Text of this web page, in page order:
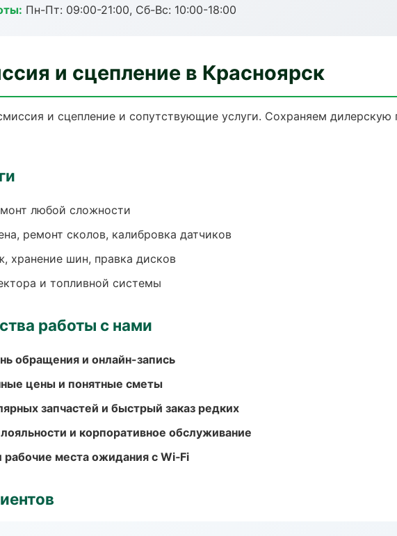
Пн-Пт: 09:00-21:00, Сб-Вс: 10:00-18:00
и сцепление в Красноярск
и сцепление и сопутствующие услуги. Сохраняем
любой сложности
ремонт сколов, калибровка датчиков
хранение шин, правка дисков
и топливной системы
работы с нами
обращения и онлайн-запись
цены и понятные сметы
запчастей и быстрый заказ редких
и корпоративное обслуживание
места ожидания с Wi‑Fi